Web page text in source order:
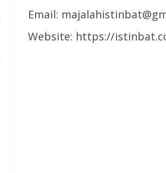
Email:
Website: https://